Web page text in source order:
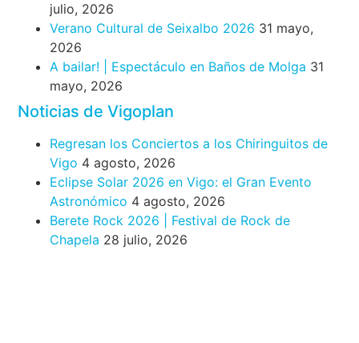
julio, 2026
Verano Cultural de Seixalbo 2026 31 mayo,
2026
A bailar! | Espectáculo en Baños de Molga 31
mayo, 2026
Noticias de Vigoplan
Regresan los Conciertos a los Chiringuitos de
Vigo 4 agosto, 2026
Eclipse Solar 2026 en Vigo: el Gran Evento
Astronómico 4 agosto, 2026
Berete Rock 2026 | Festival de Rock de
Chapela 28 julio, 2026